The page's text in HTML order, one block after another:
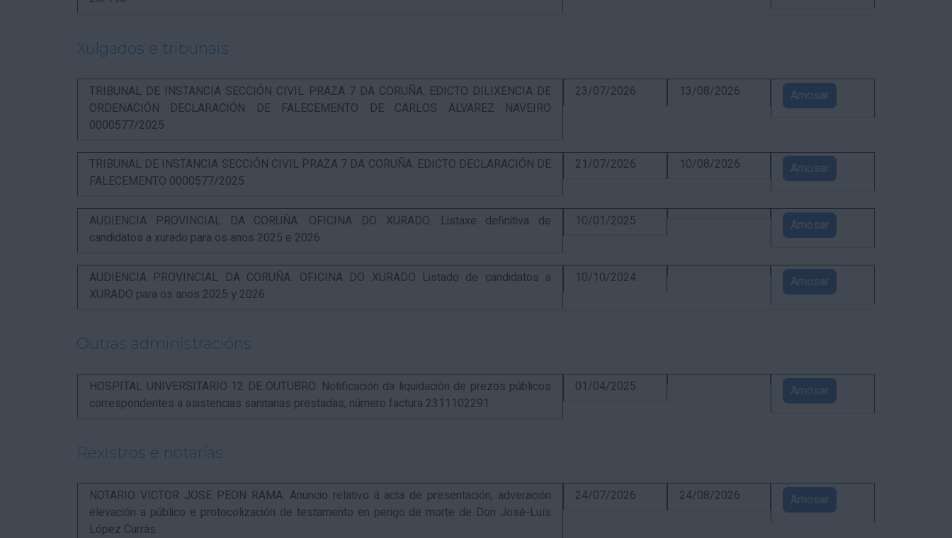
Xulgados e tribunais
TRIBUNAL DE INSTANCIA SECCIÓN CIVIL PRAZA 7 DA CORUÑA. EDICTO DILIXENCIA DE
ORDENACIÓN DECLARACIÓN DE FALECEMENTO DE CARLOS ALVAREZ NAVEIRO
0000577/2025
23/07/2026 13/08/2026 Amosar
TRIBUNAL DE INSTANCIA SECCIÓN CIVIL PRAZA 7 DA CORUÑA. EDICTO DECLARACIÓN DE
FALECEMENTO 0000577/2025
21/07/2026 10/08/2026 Amosar
AUDIENCIA PROVINCIAL DA CORUÑA. OFICINA DO XURADO. Listaxe definitiva de
candidatos a xurado para os anos 2025 e 2026
10/01/2025 Amosar
AUDIENCIA PROVINCIAL DA CORUÑA. OFICINA DO XURADO Listado de candidatos a
XURADO para os anos 2025 y 2026.
10/10/2024 Amosar
Outras administracións
HOSPITAL UNIVERSITARIO 12 DE OUTUBRO. Notificación da liquidación de prezos públicos
correspondentes a asistencias sanitarias prestadas, número factura 2311102291
01/04/2025 Amosar
Rexistros e notarías
NOTARIO VICTOR JOSE PEON RAMA. Anuncio relativo á acta de presentación, adveración
elevación a público e protocolización de testamento en perigo de morte de Don José-Luís
López Currás.
24/07/2026 24/08/2026 Amosar